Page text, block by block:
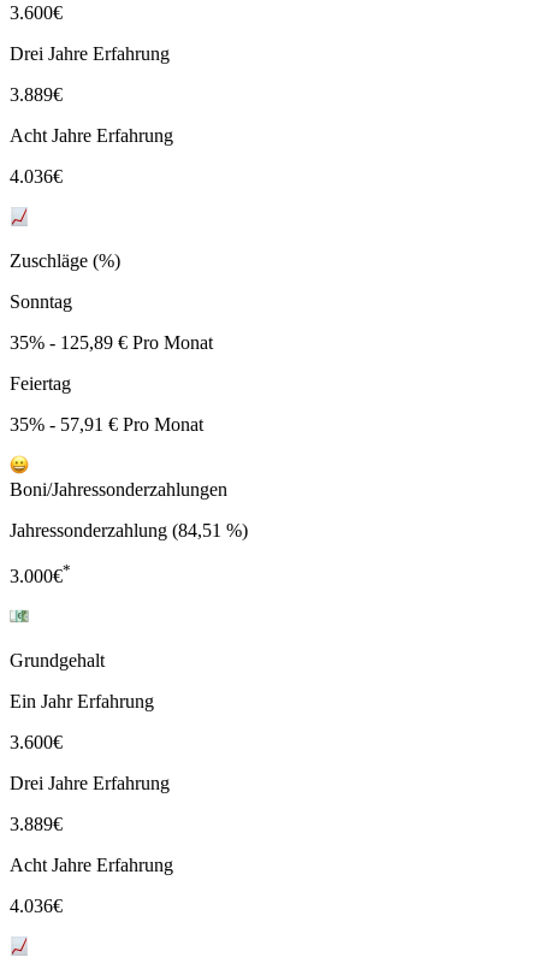
3.600€
Drei Jahre Erfahrung
3.889€
Acht Jahre Erfahrung
4.036€
Zuschläge (%)
Sonntag
35% - 125,89 € Pro Monat
Feiertag
35% - 57,91 € Pro Monat
Boni/Jahressonderzahlungen
Jahressonderzahlung (84,51 %)
3.000€*
Grundgehalt
Ein Jahr Erfahrung
3.600€
Drei Jahre Erfahrung
3.889€
Acht Jahre Erfahrung
4.036€